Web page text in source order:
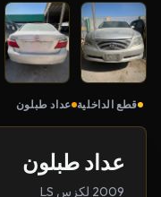
قطع الداخلية عداد طبلون
عداد طبلون
2009 لكزس LS